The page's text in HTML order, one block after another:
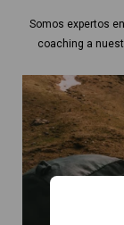
Somos expertos
coaching a